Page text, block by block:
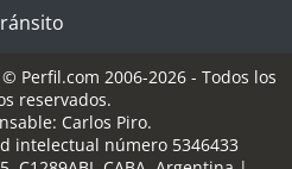
Perfil.com 2006-2026 - Todos los
reservados.
Carlos Piro.
intelectual número 5346433